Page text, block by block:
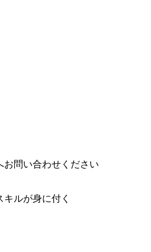
お問い合わせください
ルが身に付く